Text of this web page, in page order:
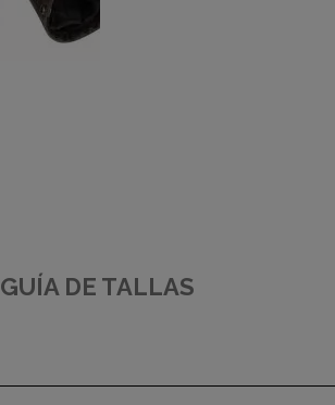
GUÍA DE TALLAS